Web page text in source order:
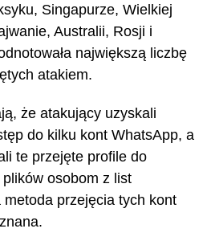
Singapurze, Wielkiej
Australii, Rosji i
największą liczbę
atakiem.
że atakujący uzyskali
do kilku kont WhatsApp, a
te przejęte profile do
plików osobom z list
metoda przejęcia tych kont